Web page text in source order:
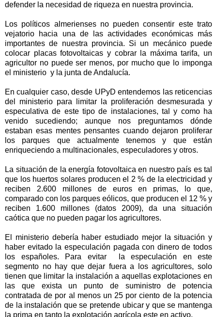
defender la necesidad de riqueza en nuestra provincia.
Los políticos almerienses no pueden consentir este trato
vejatorio hacia una de las actividades económicas más
importantes de nuestra provincia. Si un mecánico puede
colocar placas fotovoltaicas y cobrar la máxima tarifa, un
agricultor no puede ser menos, por mucho que lo imponga
el ministerio y la junta de Andalucía.
En cualquier caso, desde UPyD entendemos las reticencias
del ministerio para limitar la proliferación desmesurada y
especulativa de este tipo de instalaciones, tal y como ha
venido sucediendo; aunque nos preguntamos dónde
estaban esas mentes pensantes cuando dejaron proliferar
los parques que actualmente tenemos y que están
enriqueciendo a multinacionales, especuladores y otros.
La situación de la energía fotovoltaica en nuestro país es tal
que los huertos solares producen el 2 % de la electricidad y
reciben 2.600 millones de euros en primas, lo que,
comparado con los parques eólicos, que producen el 12 % y
reciben 1.600 millones (datos 2009), da una situación
caótica que no pueden pagar los agricultores.
El ministerio debería haber estudiado mejor la situación y
haber evitado la especulación pagada con dinero de todos
los españoles. Para evitar la especulación en este
segmento no hay que dejar fuera a los agricultores, solo
tienen que limitar la instalación a aquellas explotaciones en
las que exista un punto de suministro de potencia
contratada de por al menos un 25 por ciento de la potencia
de la instalación que se pretende ubicar y que se mantenga
la prima en tanto la explotación agrícola este en activo.